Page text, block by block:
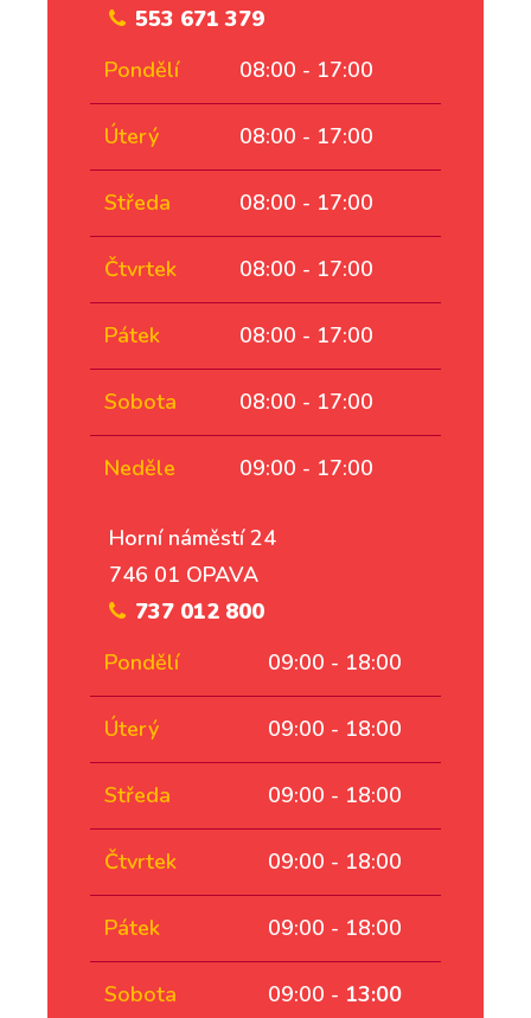
553 671 379
Pondělí
08:00 - 17:00
Úterý 08:00 - 17:00
Středa 08:00 - 17:00
Čtvrtek 08:00 - 17:00
Pátek 08:00 - 17:00
Sobota 08:00 - 17:00
Neděle 09:00 - 17:00
Horní náměstí 24
746 01 OPAVA
737 012 800
Pondělí
09:00 - 18:00
Úterý 09:00 - 18:00
Středa 09:00 - 18:00
Čtvrtek 09:00 - 18:00
Pátek 09:00 - 18:00
Sobota
09:00 - 13:00